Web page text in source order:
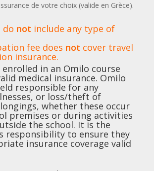
de votre choix (valide en Grèce).
do not include any type of
fee does not cover travel
insurance.
in an Omilo course
medical insurance. Omilo
responsible for any
or loss/theft of
whether these occur
premises or during activities
the school. It is the
responsibility to ensure they
insurance coverage valid